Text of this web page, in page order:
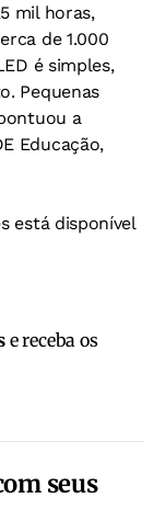
mil horas,
de 1.000
é simples,
Pequenas
a
Educação,
está disponível
e receba os
seus